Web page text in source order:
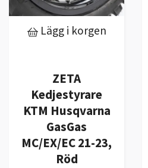
Lägg i korgen
ZETA
Kedjestyrare
KTM Husqvarna
GasGas
MC/EX/EC 21-23,
Röd